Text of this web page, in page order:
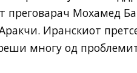
преговарач Мохамед
Иранскиот
многу од